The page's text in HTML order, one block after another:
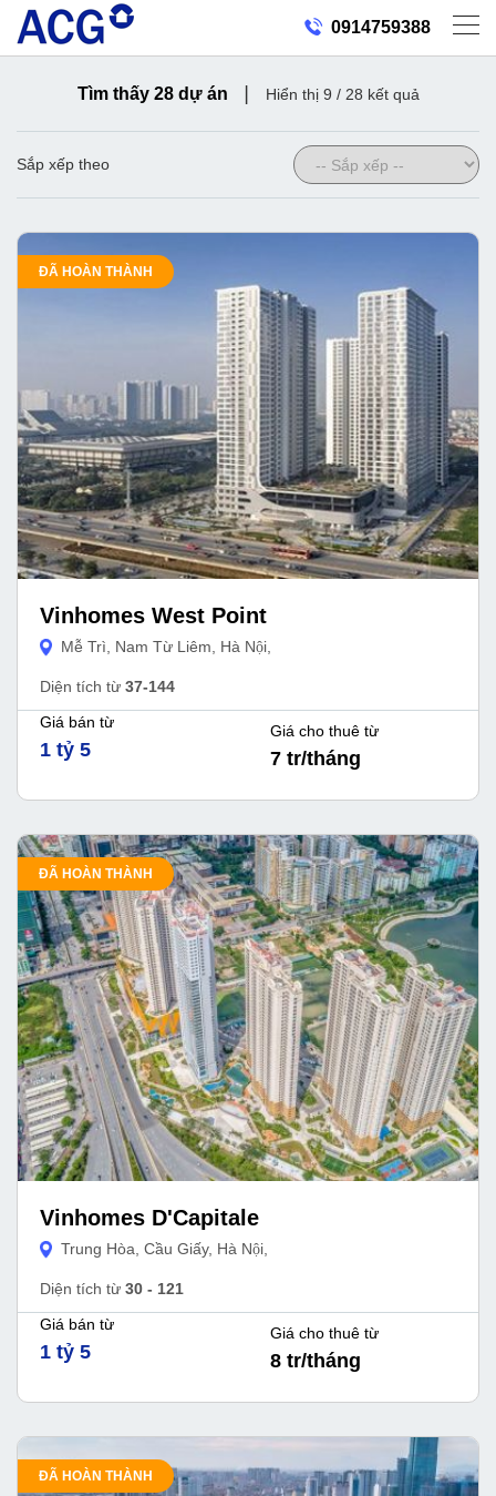
0914759388
Tìm thấy 28 dự án | Hiển thị 9 / 28 kết quả
Sắp xếp theo
ĐÃ HOÀN THÀNH
Vinhomes West Point
Mễ Trì, Nam Từ Liêm, Hà Nội,
Diện tích từ 37-144
Giá bán từ
1 tỷ 5
Giá cho thuê từ
7 tr/tháng
ĐÃ HOÀN THÀNH
Vinhomes D'Capitale
Trung Hòa, Cầu Giấy, Hà Nội,
Diện tích từ 30 - 121
Giá bán từ
1 tỷ 5
Giá cho thuê từ
8 tr/tháng
ĐÃ HOÀN THÀNH